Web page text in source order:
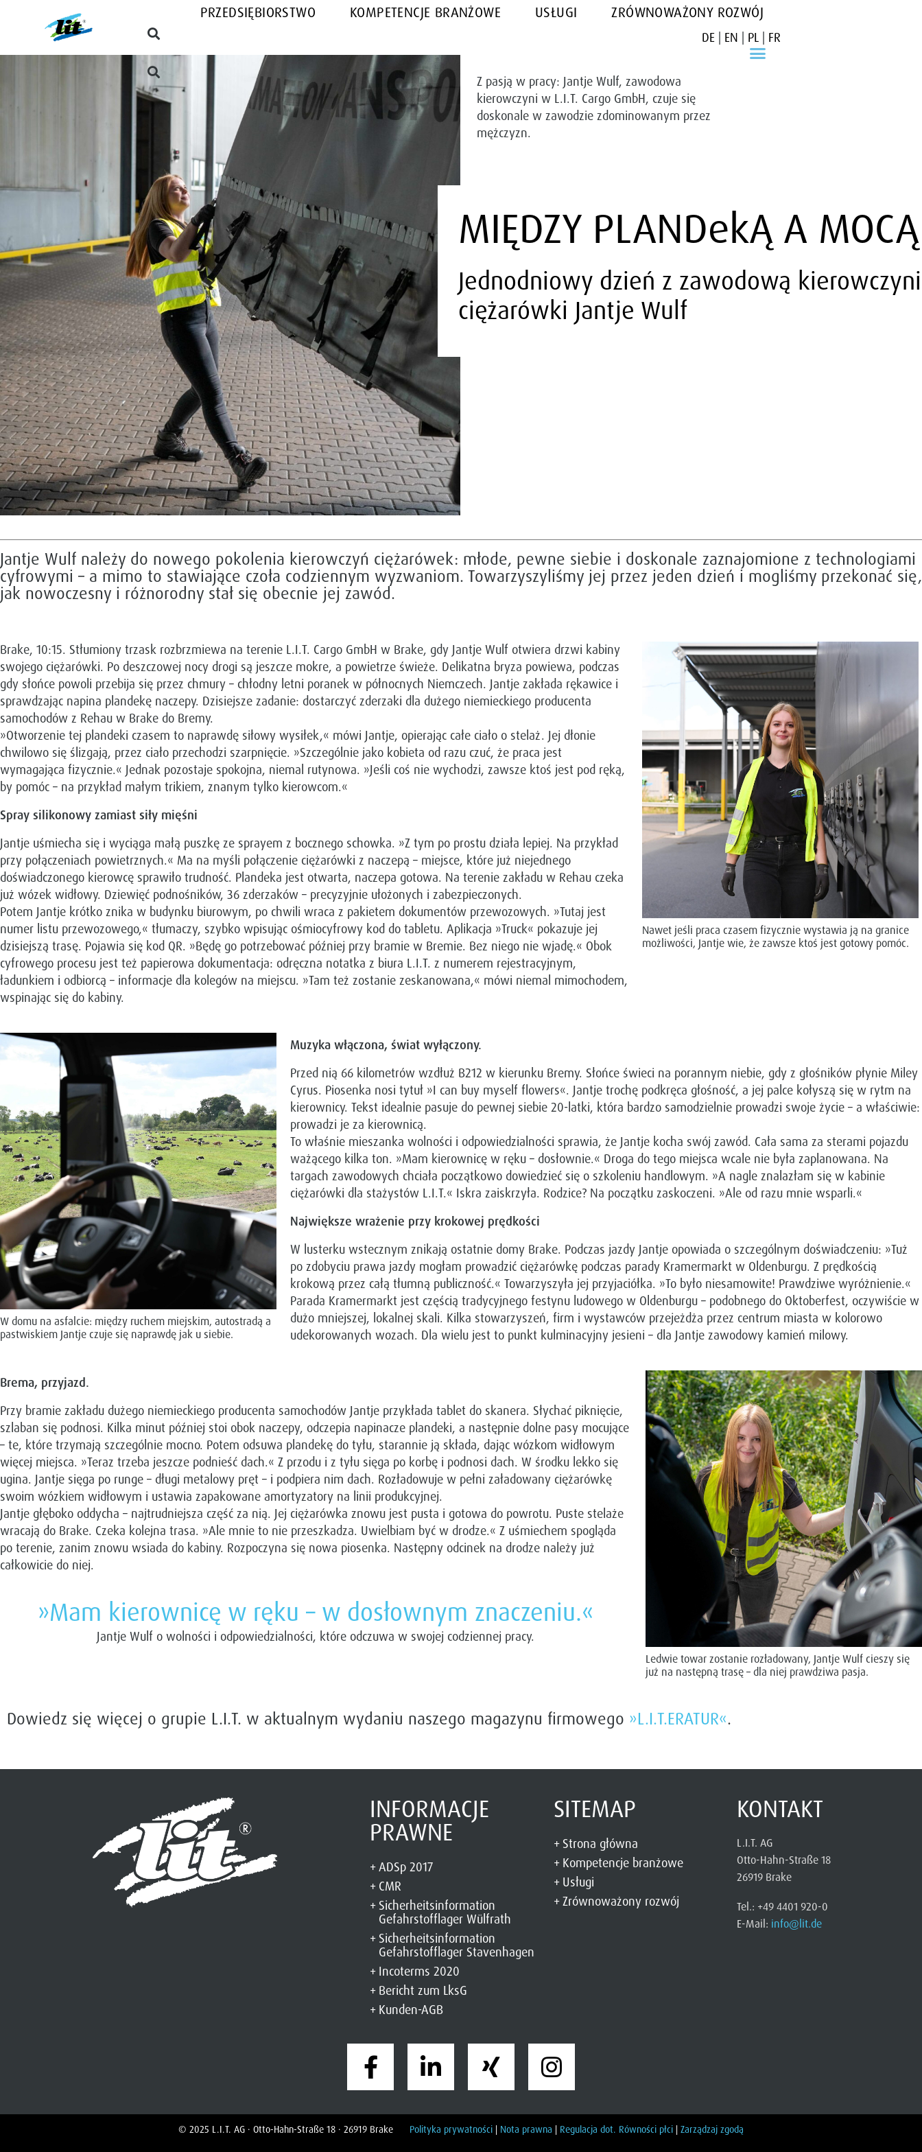
DE EN PL FR
PRZEDSIĘBIORSTWO KOMPETENCJE BRANŻOWE USŁUGI ZRÓWNOWAŻONY ROZWÓJ
MIĘDZY PLANDekĄ A MOCĄ
Jedno­dniowy dzień z zawodową
ciężarówki Jantje Wulf
Z pasją w pracy: Jantje Wulf, zawodowa
kierowczyni w L.I.T. Cargo GmbH, czuje się
doskonale w zawodzie zdominowanym przez
mężczyzn.
Jantje Wulf należy do nowego pokolenia kierowczyń ciężarówek: młode, pewne siebie i doskonale zaznajomione z technologiami
cyfrowymi – a mimo to stawiające czoła codziennym wyzwaniom. Towarzyszyliśmy jej przez jeden dzień i mogliśmy przekonać się,
jak nowoczesny i różnorodny stał się obecnie jej zawód.
Brake, 10:15. Stłumiony trzask rozbrzmiewa na terenie L.I.T. Cargo GmbH w Brake, gdy Jantje Wulf otwiera drzwi kabiny
swojego ciężarówki. Po deszczowej nocy drogi są jeszcze mokre, a powietrze świeże. Delikatna bryza powiewa, podczas
gdy słońce powoli przebija się przez chmury – chłodny letni poranek w północnych Niemczech. Jantje zakłada rękawice i
sprawdzając napina plandekę naczepy. Dzisiejsze zadanie: dostarczyć zderzaki dla dużego niemieckiego producenta
samochodów z Rehau w Brake do Bremy.
»Otworzenie tej plandeki czasem to naprawdę siłowy wysiłek,« mówi Jantje, opierając całe ciało o stelaż. Jej dłonie
chwilowo się ślizgają, przez ciało przechodzi szarpnięcie. »Szczególnie jako kobieta od razu czuć, że praca jest
wymagająca fizycznie.« Jednak pozostaje spokojna, niemal rutynowa. »Jeśli coś nie wychodzi, zawsze ktoś jest pod ręką,
by pomóc – na przykład małym trikiem, znanym tylko kierowcom.«
Spray silikonowy zamiast siły mięśni
Jantje uśmiecha się i wyciąga małą puszkę ze sprayem z bocznego schowka. »Z tym po prostu działa lepiej. Na przykład
przy połączeniach powietrznych.« Ma na myśli połączenie ciężarówki z naczepą – miejsce, które już niejednego
doświadczonego kierowcę sprawiło trudność. Plandeka jest otwarta, naczepa gotowa. Na terenie zakładu w Rehau czeka
już wózek widłowy. Dziewięć podnośników, 36 zderzaków – precyzyjnie ułożonych i zabezpieczonych.
Potem Jantje krótko znika w budynku biurowym, po chwili wraca z pakietem dokumentów przewozowych. »Tutaj jest
numer listu przewozowego,« tłumaczy, szybko wpisując ośmiocyfrowy kod do tabletu. Aplikacja »Truck« pokazuje jej
dzisiejszą trasę. Pojawia się kod QR. »Będę go potrzebować później przy bramie w Bremie. Bez niego nie wjadę.« Obok
cyfrowego procesu jest też papierowa dokumentacja: odręczna notatka z biura L.I.T. z numerem rejestracyjnym,
ładunkiem i odbiorcą – informacje dla kolegów na miejscu. »Tam też zostanie zeskanowana,« mówi niemal mimochodem,
wspinając się do kabiny.
Nawet jeśli praca czasem fizycznie wystawia ją na granice
możliwości, Jantje wie, że zawsze ktoś jest gotowy pomóc.
W domu na asfalcie: między ruchem miejskim, autostradą a
pastwiskiem Jantje czuje się naprawdę jak u siebie.
Muzyka włączona, świat wyłączony.
Przed nią 66 kilometrów wzdłuż B212 w kierunku Bremy. Słońce świeci na porannym niebie, gdy z głośników płynie Miley
Cyrus. Piosenka nosi tytuł »I can buy myself flowers«. Jantje trochę podkręca głośność, a jej palce kołyszą się w rytm na
kierownicy. Tekst idealnie pasuje do pewnej siebie 20-latki, która bardzo samodzielnie prowadzi swoje życie – a właściwie:
prowadzi je za kierownicą.
To właśnie mieszanka wolności i odpowiedzialności sprawia, że Jantje kocha swój zawód. Cała sama za sterami pojazdu
ważącego kilka ton. »Mam kierownicę w ręku – dosłownie.« Droga do tego miejsca wcale nie była zaplanowana. Na
targach zawodowych chciała początkowo dowiedzieć się o szkoleniu handlowym. »A nagle znalazłam się w kabinie
ciężarówki dla stażystów L.I.T.« Iskra zaiskrzyła. Rodzice? Na początku zaskoczeni. »Ale od razu mnie wsparli.«
Największe wrażenie przy krokowej prędkości
W lusterku wstecznym znikają ostatnie domy Brake. Podczas jazdy Jantje opowiada o szczególnym doświadczeniu: »Tuż
po zdobyciu prawa jazdy mogłam prowadzić ciężarówkę podczas parady Kramermarkt w Oldenburgu. Z prędkością
krokową przez całą tłumną publiczność.« Towarzyszyła jej przyjaciółka. »To było niesamowite! Prawdziwe wyróżnienie.«
Parada Kramermarkt jest częścią tradycyjnego festynu ludowego w Oldenburgu – podobnego do Oktoberfest, oczywiście w
dużo mniejszej, lokalnej skali. Kilka stowarzyszeń, firm i wystawców przejeżdża przez centrum miasta w kolorowo
udekorowanych wozach. Dla wielu jest to punkt kulminacyjny jesieni – dla Jantje zawodowy kamień milowy.
Brema, przyjazd.
Przy bramie zakładu dużego niemieckiego producenta samochodów Jantje przykłada tablet do skanera. Słychać piknięcie,
szlaban się podnosi. Kilka minut później stoi obok naczepy, odczepia napinacze plandeki, a następnie dolne pasy mocujące
– te, które trzymają szczególnie mocno. Potem odsuwa plandekę do tyłu, starannie ją składa, dając wózkom widłowym
więcej miejsca. »Teraz trzeba jeszcze podnieść dach.« Z przodu i z tyłu sięga po korbę i podnosi dach. W środku lekko się
ugina. Jantje sięga po runge – długi metalowy pręt – i podpiera nim dach. Rozładowuje w pełni załadowany ciężarówkę
swoim wózkiem widłowym i ustawia zapakowane amortyzatory na linii produkcyjnej.
Jantje głęboko oddycha – najtrudniejsza część za nią. Jej ciężarówka znowu jest pusta i gotowa do powrotu. Puste stelaże
wracają do Brake. Czeka kolejna trasa. »Ale mnie to nie przeszkadza. Uwielbiam być w drodze.« Z uśmiechem spogląda
po terenie, zanim znowu wsiada do kabiny. Rozpoczyna się nowa piosenka. Następny odcinek na drodze należy już
całkowicie do niej.
»Mam kierownicę w ręku – w dosłownym znaczeniu.«
Jantje Wulf o wolności i odpowiedzialności, które odczuwa w swojej codziennej pracy.
Ledwie towar zostanie rozładowany, Jantje Wulf cieszy się
już na następną trasę – dla niej prawdziwa pasja.
Dowiedz się więcej o grupie L.I.T. w aktualnym wydaniu naszego magazynu firmowego »L.I.T.ERATUR«.
INFORMACJE
PRAWNE
ADSp 2017
CMR
Sicherheitsinformation
Gefahrstofflager Wülfrath
Sicherheitsinformation
Gefahrstofflager Stavenhagen
Incoterms 2020
Bericht zum LksG
Kunden-AGB
SITEMAP
Strona główna
Kompetencje branżowe
Usługi
Zrównoważony rozwój
KONTAKT
L.I.T. AG
Otto-Hahn-Straße 18
26919 Brake
Tel.: +49 4401 920-0
E-Mail: info@lit.de
© 2025 L.I.T. AG · Otto-Hahn-Straße 18 · 26919 Brake Polityka prywatności Nota prawna Regulacja dot. Równości płci Zarządzaj zgodą